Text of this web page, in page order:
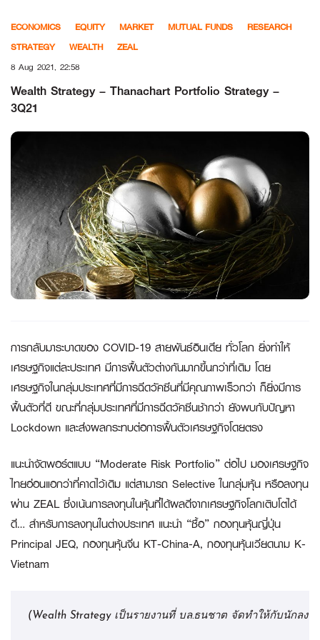
content
ECONOMICS EQUITY MARKET MUTUAL FUNDS
RESEARCH
STRATEGY
WEALTH
ZEAL
8 Aug 2021, 22:58
Wealth Strategy – Thanachart Portfolio Strategy –
3Q21
การกลับมาระบาดของ COVID-19 สายพันธ์อินเดีย ทั่วโลก ยิ่งทำให้
เศรษฐกิจแต่ละประเทศ มีการฟื้นตัวต่างกันมากขึ้นกว่าที่เดิม โดย
เศรษฐกิจในกลุ่มประเทศที่มีการฉีดวัคซีนที่มีคุณภาพเร็วกว่า ก็ยิ่งมีการ
ฟื้นตัวที่ดี ขณะที่กลุ่มประเทศที่มีการฉีดวัคซีนช้ากว่า ยังพบกับปัญหา
Lockdown และส่งผลกระทบต่อการฟื้นตัวเศรษฐกิจโดยตรง
แนะนำจัดพอร์ตแบบ “Moderate Risk Portfolio” ต่อไป มองเศรษฐกิจ
ไทยอ่อนแอกว่าที่คาดไว้เดิม แต่สามารถ Selective ในกลุ่มหุ้น หรือลงทุน
ผ่าน ZEAL ซึ่งเน้นการลงทุนในหุ้นที่ได้ผลดีจากเศรษฐกิจโลกเติบโตได้
ดี… สำหรับการลงทุนในต่างประเทศ แนะนำ “ซื้อ” กองทุนหุ้นญี่ปุ่น
Principal JEQ, กองทุนหุ้นจีน KT-China-A, กองทุนหุ้นเวียดนาม K-
Vietnam
(Wealth Strategy เป็นรายงานที่ บล.ธนชาต จัดทำให้กับนักลง